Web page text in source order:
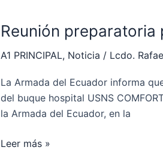
Reunión preparatoria
A1 PRINCIPAL, Noticia / Lcdo.
La Armada del Ecuador informa
del buque hospital USNS
la Armada del Ecuador, en la
para
visita
del
buque
hospital
COMFORT
Leer más »